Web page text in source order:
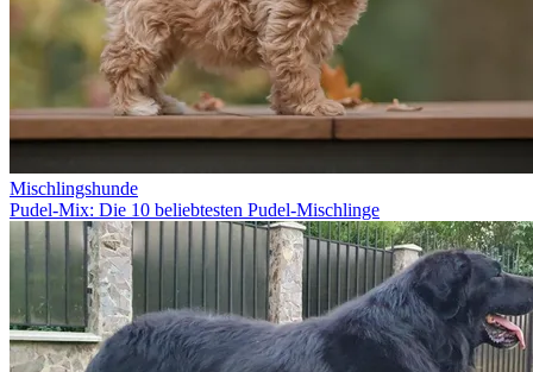
Mischlingshunde
Pudel-Mix: Die 10 beliebtesten Pudel-Mischlinge